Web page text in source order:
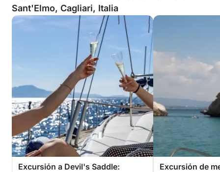
Sant'Elmo, Cagliari, Italia
Excursión a Devil's Saddle:
Excursión de